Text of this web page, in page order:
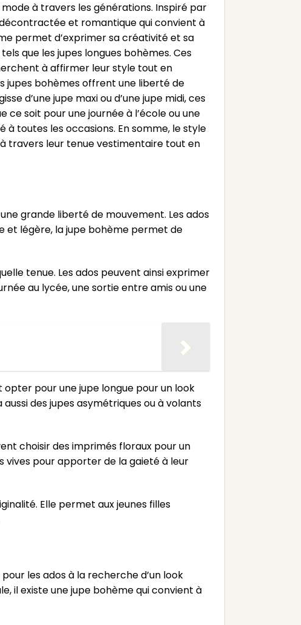
à travers les générations. Inspiré par
et romantique qui convient à
permet d’exprimer sa créativité et sa
que les jupes longues bohèmes. Ces
à affirmer leur style tout en
jupes bohèmes offrent une liberté de
d’une jupe maxi ou d’une jupe midi, ces
soit pour une journée à l’école ou une
toutes les occasions. En somme, le style
travers leur tenue vestimentaire tout en
grande liberté de mouvement. Les ados
et légère, la jupe bohème permet de
tenue. Les ados peuvent ainsi exprimer
au lycée, une sortie entre amis ou une
opter pour une jupe longue pour un look
des jupes asymétriques ou à volants
choisir des imprimés floraux pour un
vives pour apporter de la gaieté à leur
Elle permet aux jeunes filles
les ados à la recherche d’un look
il existe une jupe bohème qui convient à